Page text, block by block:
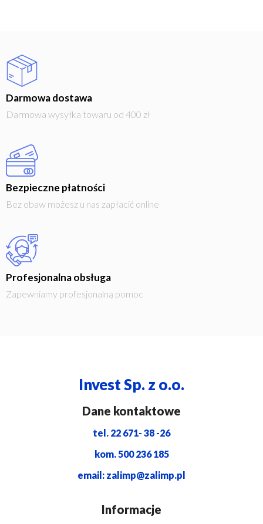
Darmowa dostawa
Darmowa wysyłka towaru od 400 zł
Bezpieczne płatności
Bez obaw możesz u nas zapłacić online
Profesjonalna obsługa
Zapewniamy profesjonalną pomoc
Invest Sp. z o.o.
Dane kontaktowe
tel. 22 671- 38 -26
kom. 500 236 185
email: zalimp@zalimp.pl
Informacje